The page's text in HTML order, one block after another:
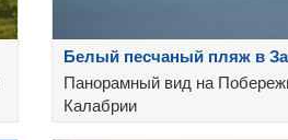
Белый песчаный пляж в
Тропеи
Панорамный вид на
Калабрии